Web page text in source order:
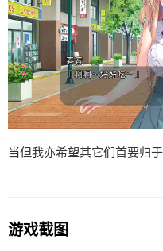
当但我亦希望其它们首要归
游戏截图